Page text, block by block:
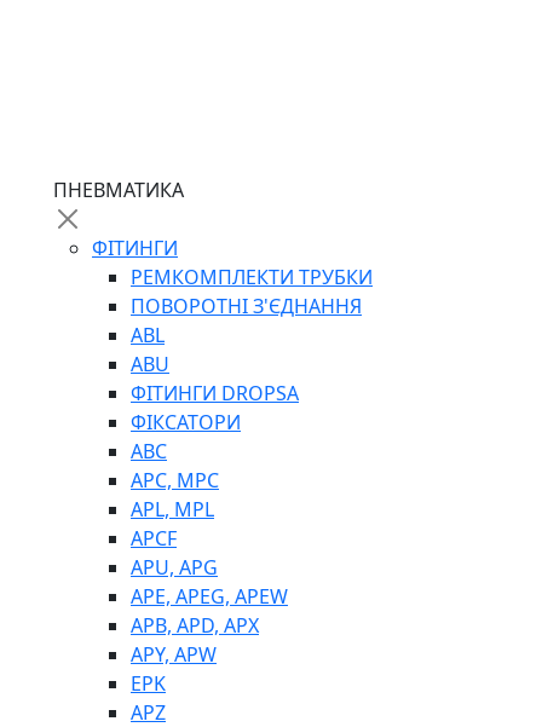
ПНЕВМАТИКА
ФІТИНГИ
РЕМКОМПЛЕКТИ ТРУБКИ
ПОВОРОТНІ З'ЄДНАННЯ
ABL
ABU
ФІТИНГИ DROPSA
ФІКСАТОРИ
ABC
APC, MPC
APL, MPL
APCF
APU, APG
APE, APEG, APEW
APB, APD, APX
APY, APW
EPK
APZ